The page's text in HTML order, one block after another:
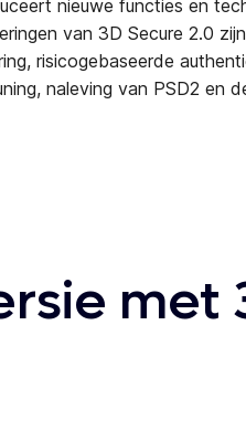
nieuwe functies en
van 3D Secure 2.0
risicogebaseerde
naleving van PSD2 en
met